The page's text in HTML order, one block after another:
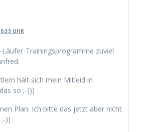
UHR
Trainingsprogramme zuviel
hält sich mein Mitleid in
so ;-)))
Plan. Ich bitte das jetzt aber nicht
))